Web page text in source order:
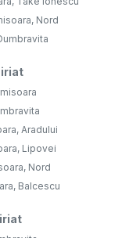
Nord
Aradului
Lipovei
Nord
Balcescu